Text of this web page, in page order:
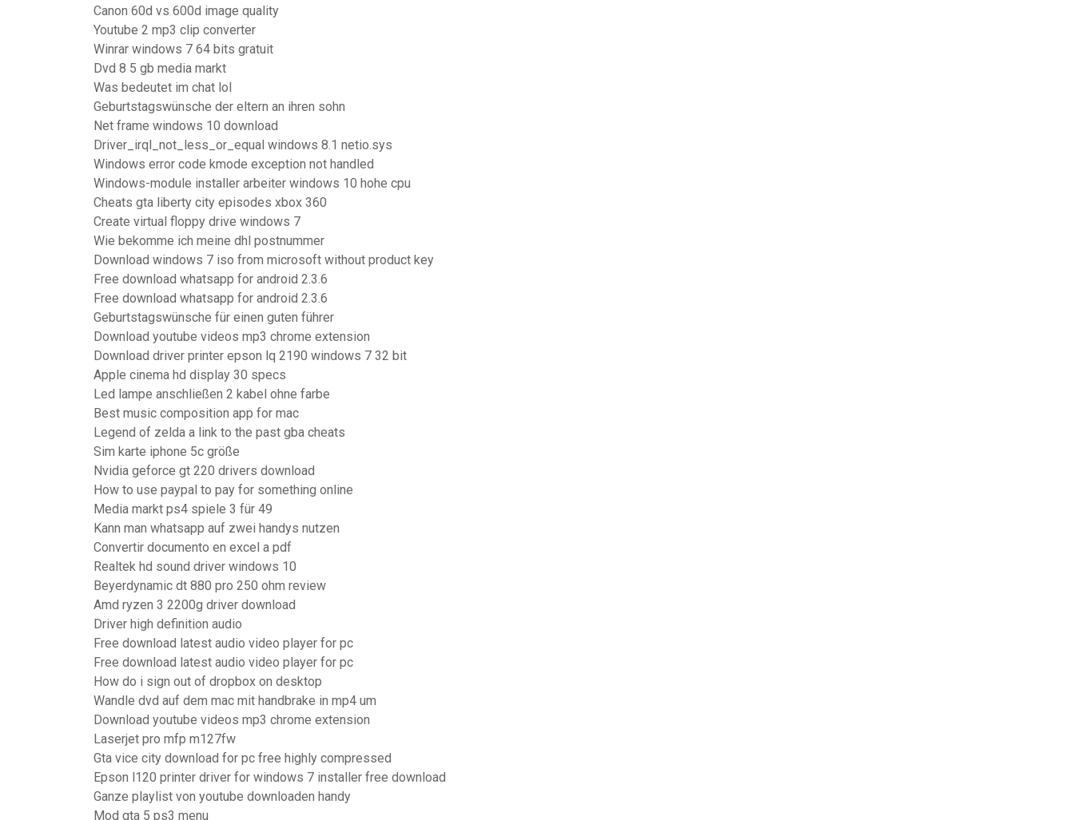
Canon 60d vs 600d image quality
Youtube 2 mp3 clip converter
Winrar windows 7 64 bits gratuit
Dvd 8 5 gb media markt
Was bedeutet im chat lol
Geburtstagswünsche der eltern an ihren sohn
Net frame windows 10 download
Driver_irql_not_less_or_equal windows 8.1 netio.sys
Windows error code kmode exception not handled
Windows-module installer arbeiter windows 10 hohe cpu
Cheats gta liberty city episodes xbox 360
Create virtual floppy drive windows 7
Wie bekomme ich meine dhl postnummer
Download windows 7 iso from microsoft without product key
Free download whatsapp for android 2.3.6
Free download whatsapp for android 2.3.6
Geburtstagswünsche für einen guten führer
Download youtube videos mp3 chrome extension
Download driver printer epson lq 2190 windows 7 32 bit
Apple cinema hd display 30 specs
Led lampe anschließen 2 kabel ohne farbe
Best music composition app for mac
Legend of zelda a link to the past gba cheats
Sim karte iphone 5c größe
Nvidia geforce gt 220 drivers download
How to use paypal to pay for something online
Media markt ps4 spiele 3 für 49
Kann man whatsapp auf zwei handys nutzen
Convertir documento en excel a pdf
Realtek hd sound driver windows 10
Beyerdynamic dt 880 pro 250 ohm review
Amd ryzen 3 2200g driver download
Driver high definition audio
Free download latest audio video player for pc
Free download latest audio video player for pc
How do i sign out of dropbox on desktop
Wandle dvd auf dem mac mit handbrake in mp4 um
Download youtube videos mp3 chrome extension
Laserjet pro mfp m127fw
Gta vice city download for pc free highly compressed
Epson l120 printer driver for windows 7 installer free download
Ganze playlist von youtube downloaden handy
Mod gta 5 ps3 menu